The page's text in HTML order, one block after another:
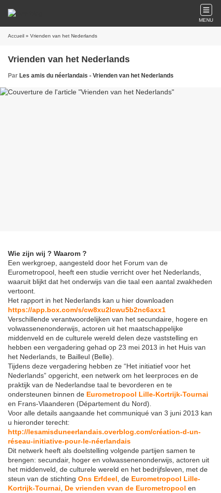
MENU
Accueil » Vrienden van het Nederlands
Vrienden van het Nederlands
Par Les amis du néerlandais - Vrienden van het Nederlands
Wie zijn wij ? Waarom ?
Een werkgroep, aangesteld door het Forum van de
Eurometropool, heeft een studie verricht over het Nederlands,
waaruit blijkt dat het onderwijs van die taal een aantal zwakheden
vertoont.
Het rapport in het Nederlands kan u hier downloaden
https://app.box.com/s/cw8xu2lcwu5b2nc6axx1
Verschillende verantwoordelijken van het secundaire, hogere en
volwassenenonderwijs, actoren uit het maatschappelijke
middenveld en de culturele wereld delen deze vaststelling en
hebben een vergadering gehad op 23 mei 2013 in het Huis van
het Nederlands, te Bailleul (Belle).
Tijdens deze vergadering hebben ze “Het initiatief voor het
Nederlands” opgericht, een netwerk om het leerproces en de
praktijk van de Nederlandse taal te bevorderen en te
ondersteunen binnen de Eurometropool Lille-Kortrijk-Tournai
en Frans-Vlaanderen (Département du Nord).
Voor alle details aangaande het communiqué van 3 juni 2013 kan
u hieronder terecht:
http://lesamisduneerlandais.overblog.com/création-d-un-
réseau-initiative-pour-le-néerlandais
Dit netwerk heeft als doelstelling volgende partijen samen te
brengen: secundair, hoger en volwassenenonderwijs, actoren uit
het middenveld, de culturele wereld en het bedrijfsleven, met de
steun van de stichting Ons Erfdeel , de Eurometropool Lille-
Kortrijk-Tournai
De vrienden vvan de Eurometropool en